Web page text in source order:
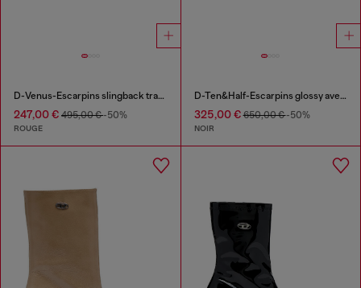
D-Venus-Escarpins slingback transparents à garniture en cuir
247,00 € 495,00 €-50%
ROUGE
D-Ten&Half-Escarpins glossy avec talon incurvé
325,00 €650,00 €-50%
NOIR